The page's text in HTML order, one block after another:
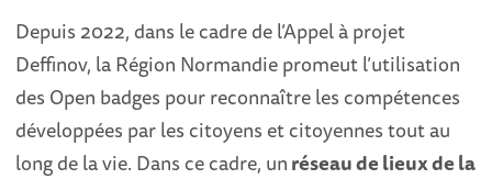
Depuis 2022, dans le cadre de l’Appel à projet
Deffinov, la Région Normandie promeut l’utilisation
des Open badges pour reconnaître les compétences
développées par les citoyens et citoyennes tout au
long de la vie. Dans ce cadre, unréseau de lieux de la